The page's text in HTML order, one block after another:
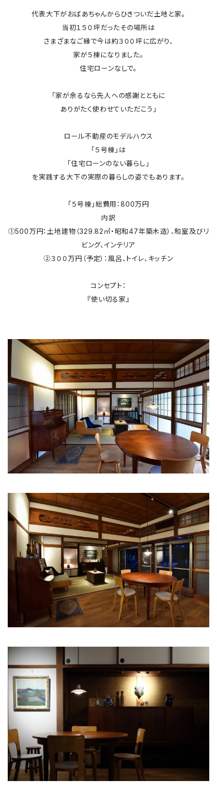
代表大下がおばあちゃんからひきついだ土地と家。
当初１５０坪だったその場所は
さまざまなご縁で今は約３００坪に広がり、
家が５棟になりました。
住宅ローンなしで。
「家が余るなら先人への感謝とともに
ありがたく使わせていただこう」
ロール不動産のモデルハウス
「５号棟」は
「住宅ローンのない暮らし」
を実践する大下の実際の暮らしの姿でもあります。
「５号棟」総費用：800万円
内訳
①500万円：土地建物（329.82㎡・昭和47年築木造）、和室及びリ
ビング、インテリア
②３００万円（予定）：風呂、トイレ、キッチン
コンセプト：
『使い切る家』